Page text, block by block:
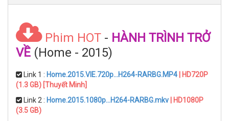
Phim HOT - HÀNH TRÌNH TRỞ
VỀ (Home - 2015)
Link 1 : Home.2015.VIE.720p...H264-RARBG.MP4
| HD720P
(1.3 GB) [Thuyết Minh]
Link 2 : Home.2015.1080p...H264-RARBG.mkv
| HD1080P
(3.5 GB)